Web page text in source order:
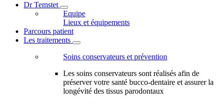
Dr Temstet
Equipe
Lieux et équipements
Parcours patient
Les traitements
Soins conservateurs et prévention
Les soins conservateurs sont réalisés afin de
préserver votre santé bucco-dentaire et assurer la
longévité des tissus parodontaux